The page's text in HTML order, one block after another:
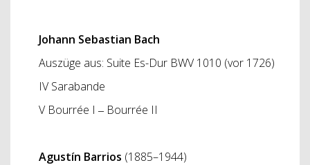
Johann Sebastian Bach
Auszüge aus: Suite Es-Dur BWV 1010 (vor 1726)
IV Sarabande
V Bourrée I ‒ Bourrée II
Agustín Barrios (1885–1944)